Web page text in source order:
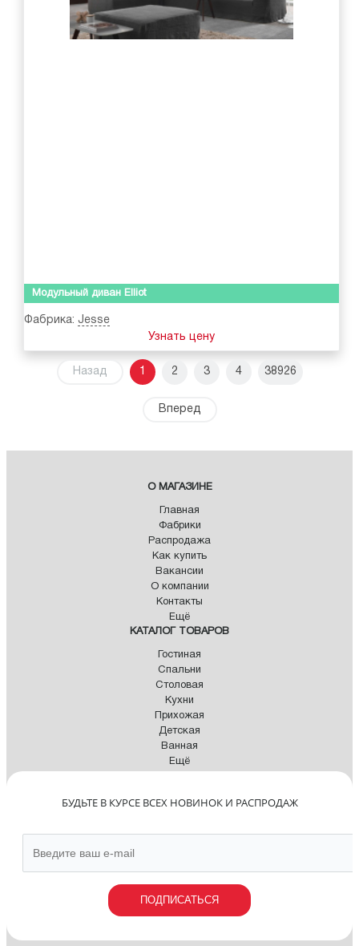
Модульный диван Elliot
Фабрика: Jesse
Узнать цену
Назад 1 2 3 4 38926
Вперед
О МАГАЗИНЕ
Главная
Фабрики
Распродажа
Как купить
Вакансии
О компании
Контакты
Ещё
КАТАЛОГ ТОВАРОВ
Гостиная
Спальни
Столовая
Кухни
Прихожая
Детская
Ванная
Ещё
БУДЬТЕ В КУРСЕ ВСЕХ НОВИНОК И РАСПРОДАЖ
ПОДПИСАТЬСЯ